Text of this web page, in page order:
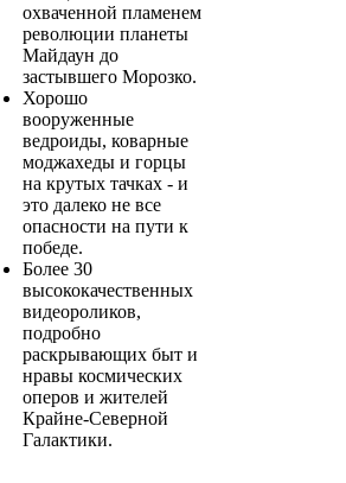
охваченной пламенем
революции планеты
Майдаун до
застывшего Морозко.
Хорошо
вооруженные
ведроиды, коварные
моджахеды и горцы
на крутых тачках - и
это далеко не все
опасности на пути к
победе.
Более 30
высококачественных
видеороликов,
подробно
раскрывающих быт и
нравы космических
оперов и жителей
Крайне-Северной
Галактики.